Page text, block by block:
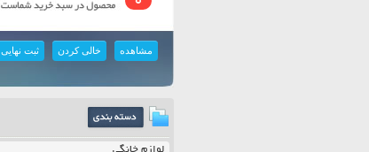
مشاهده خالی کردن ثبت نهایی